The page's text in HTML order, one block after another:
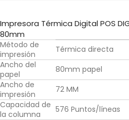
Impresora Térmica Digital POS
80mm
Método de
impresión
Térmica directa
Ancho del
papel
80mm papel
Ancho de
impresión
72 MM
Capacidad de
la columna
576 Puntos/líneas